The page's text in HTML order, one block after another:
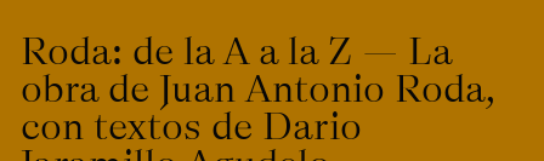
Espacios expand_more
Explora ArteHum expand_more
Roda: de la A a la Z ― La
obra de Juan Antonio Roda,
con textos de Dario